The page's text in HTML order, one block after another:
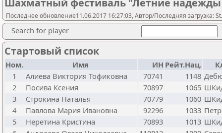
Шахматный фестиваль "Летние надежды
Последнее обновление11.06.2017 16:27:03, Автор/Последняя загрузка:
Search for player
Стартовый список
Ном. Имя ИН Рейт.Нац.
1
Алиева Виктория Тофиковна 70741 1148
2
Посива Ксения 70897 1065
3
Строкина Наталья 70779 1060
4
Павлова Мария Ивановна 92296 1033
5
Неретина Кристина 70893 1013